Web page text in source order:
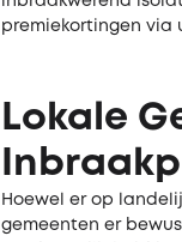
premiekortingen via
Lokale
Hoewel er op
gemeenten er